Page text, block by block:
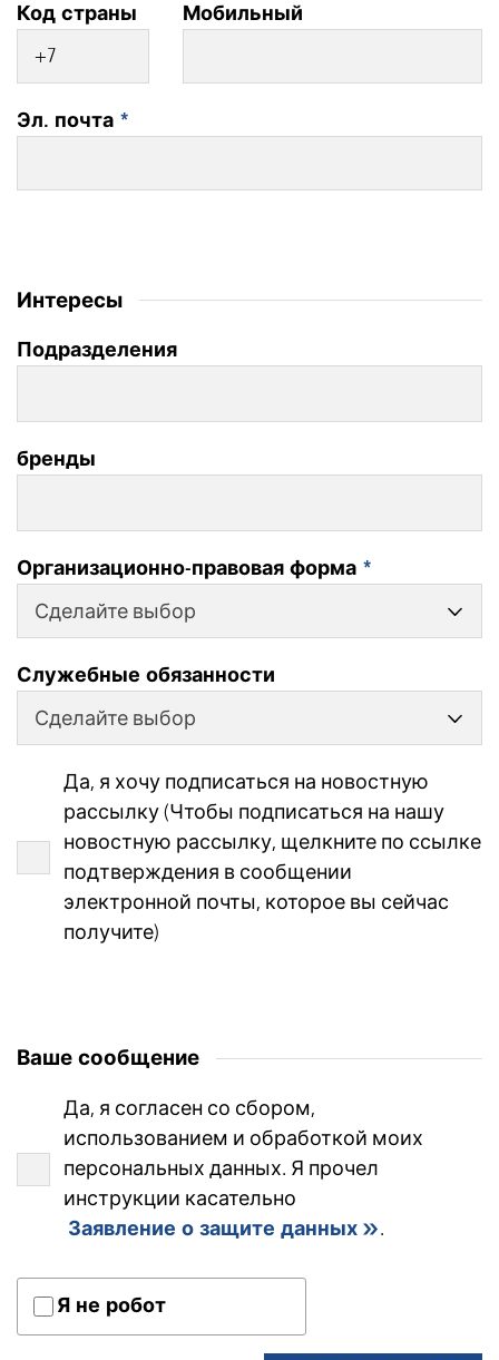
Код страны Мобильный
Эл. почта *
Интересы
Подразделения
бренды
Организационно-правовая форма *
Сделайте выбор
Служебные обязанности
Сделайте выбор
Да, я хочу подписаться на новостную
рассылку (Чтобы подписаться на нашу
новостную рассылку, щелкните по ссылке
подтверждения в сообщении
электронной почты, которое вы сейчас
получите)
Ваше сообщение
Да, я согласен со сбором,
использованием и обработкой моих
персональных данных. Я прочел
инструкции касательно
Заявление о защите данных
.
Я не робот